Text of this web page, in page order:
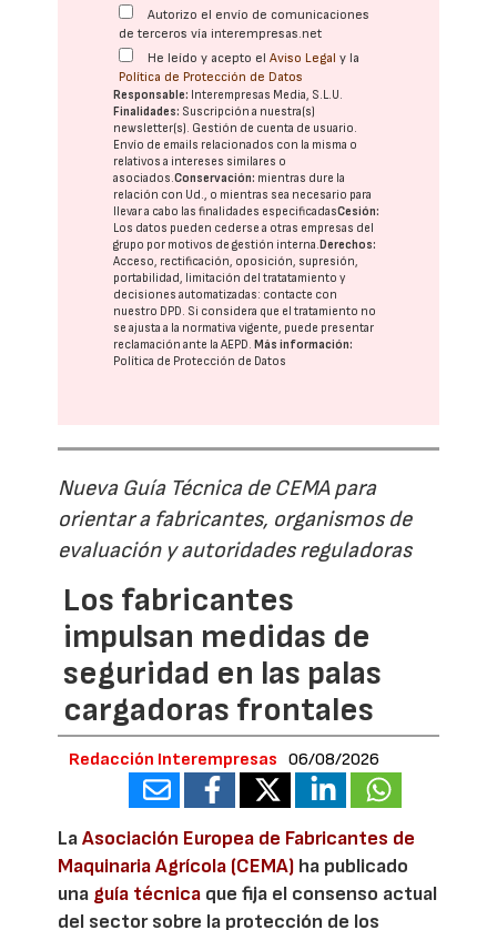
Autorizo el envío de comunicaciones
de terceros vía interempresas.net
He leído y acepto elAviso Legal y la
Política de Protección de Datos
Responsable: Interempresas Media, S.L.U.
Finalidades: Suscripción a nuestra(s)
newsletter(s). Gestión de cuenta de usuario.
Envío de emails relacionados con la misma o
relativos a intereses similares o
asociados.Conservación: mientras dure la
relación con Ud., o mientras sea necesario para
llevar a cabo las finalidades especificadasCesión:
Los datos pueden cederse a otras empresas del
grupo por motivos de gestión interna.Derechos:
Acceso, rectificación, oposición, supresión,
portabilidad, limitación del tratatamiento y
decisiones automatizadas: contacte con
nuestro DPD. Si considera que el tratamiento no
se ajusta a la normativa vigente, puede presentar
reclamación ante laAEPD.Más información:
Política de Protección de Datos
Nueva Guía Técnica de CEMA para
orientar a fabricantes, organismos de
evaluación y autoridades reguladoras
Los fabricantes
impulsan medidas de
seguridad en las palas
cargadoras frontales
Redacción Interempresas 06/08/2026
LaAsociación Europea de Fabricantes de
Maquinaria Agrícola (CEMA) ha publicado
una guía técnica que fija el consenso actual
del sector sobre la protección de los